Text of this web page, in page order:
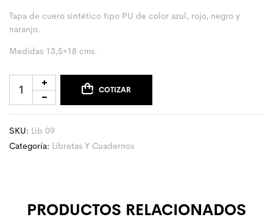
Tapa de cuero sintético tipo PU de color azul, rojo, negro y
naranjo.
Medidas 13,5×18 cms.
COTIZAR
SKU: Lib 09
Categoría: Libretas Y Cuadernos
PRODUCTOS RELACIONADOS